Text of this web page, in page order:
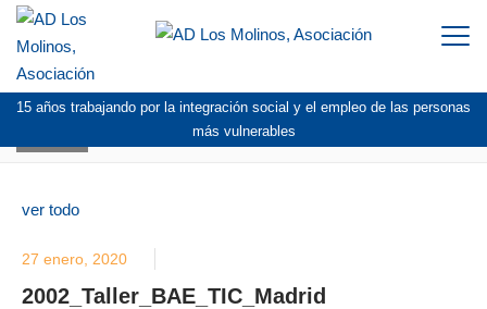
15 años trabajando por la integración social y el empleo de las personas
más vulnerables
ver todo
27 enero, 2020
2002_Taller_BAE_TIC_Madrid